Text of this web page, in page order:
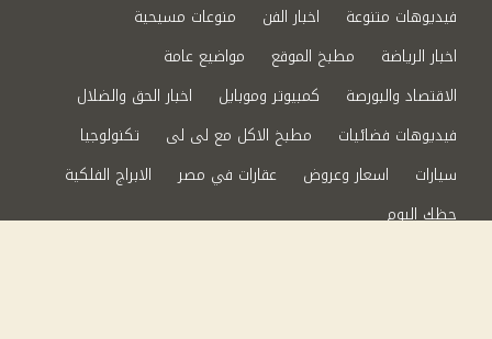
فيديوهات متنوعة
اخبار الفن
منوعات مسيحية
اخبار الرياضة
مطبخ الموقع
مواضيع عامة
الاقتصاد والبورصة
كمبيوتر وموبايل
اخبار الحق والضلال
فيديوهات فضائيات
مطبخ الاكل مع لى لى
تكنولوجيا
سيارات
اسعار وعروض عقارات في مصر
الابراج الفلكية
حظك اليوم